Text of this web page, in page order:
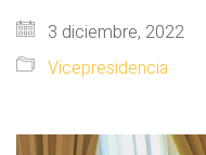
3 diciembre, 2022
Vicepresidencia